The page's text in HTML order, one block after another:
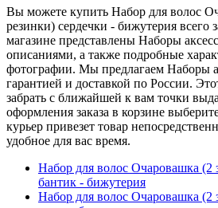
Вы можете купить Набор для волос
резинки) сердечки - бижутерия всего
магазине представлены Наборы
описаниями, а также подробные
фотографии. Мы предлагаем Наборы
гарантией и доставкой по России.
забрать с ближайшей к вам точки
оформления заказа в корзине
курьер привезет товар
удобное для вас время.
Набор для волос Очаровашка (2
бантик - бижутерия
Набор для волос Очаровашка (2